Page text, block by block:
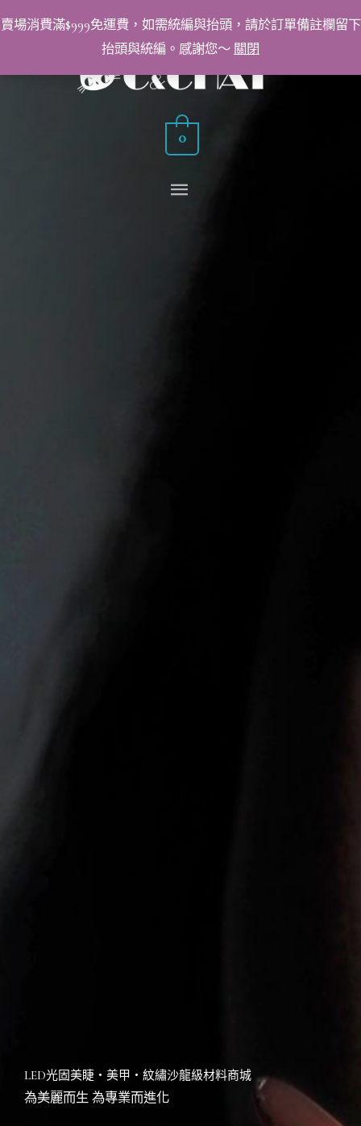
賣場消費滿$999免運費，如需統編與抬頭，請於訂單備註欄留下
抬頭與統編。感謝您～ 關閉
至
選
單
0
LED光固美睫・美甲・紋繡沙龍級材料商城
為美麗而生 為專業而進化